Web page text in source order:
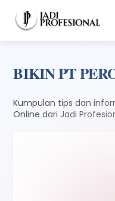
content
BIKIN PT
Kumpulan tips dan
Online dari Jadi